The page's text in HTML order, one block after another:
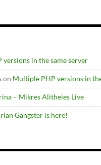
in the same server
on Multiple PHP versions in
– Mikres Alitheies Live
Gangster is here!